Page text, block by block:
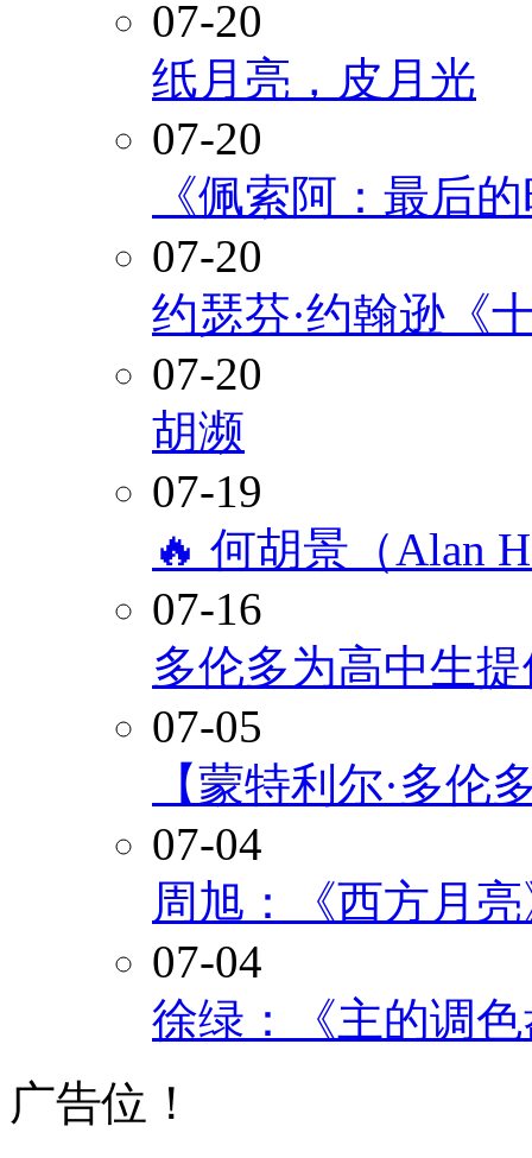
07-20
纸月亮，皮月光
07-20
《佩索阿：最后
07-20
约瑟芬·约翰逊《
07-20
胡濒
07-19
🔥 何胡景（Alan
07-16
多伦多为高中生
07-05
【蒙特利尔·多伦
07-04
周旭：《西方月
07-04
徐绿：《主的调
广告位！